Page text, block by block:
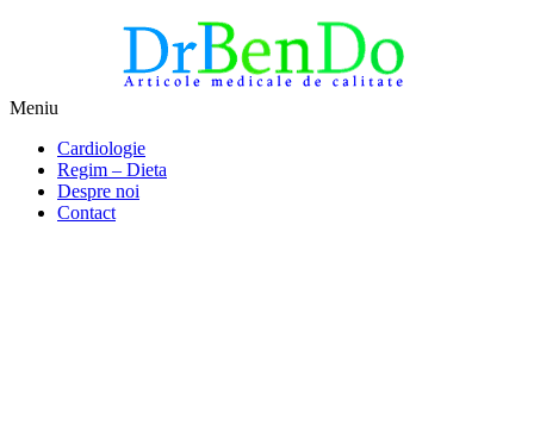
DrBendo.ro
Alimentatia sa iti fie medicatia
Meniu
conținut
Cardiologie
Regim – Dieta
Despre noi
Contact